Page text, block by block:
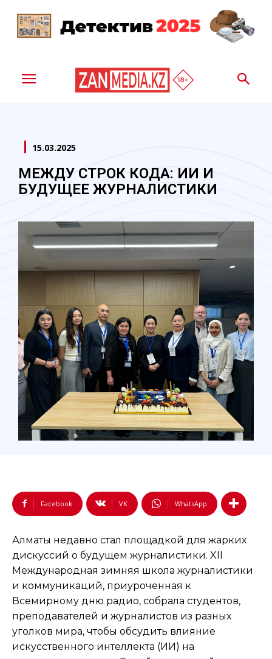
15.03.2025
МЕЖДУ СТРОК КОДА: ИИ И
БУДУЩЕЕ ЖУРНАЛИСТИКИ
Facebook VK WhatsApp
Алматы недавно стал площадкой для жарких
дискуссий о будущем журналистики. XII
Международная зимняя школа журналистики
и коммуникаций, приуроченная к
Всемирному дню радио, собрала студентов,
преподавателей и журналистов из разных
уголков мира, чтобы обсудить влияние
искусственного интеллекта (ИИ) на